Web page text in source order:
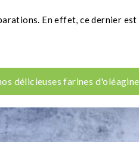
En effet, ce dernier
délicieuses farines